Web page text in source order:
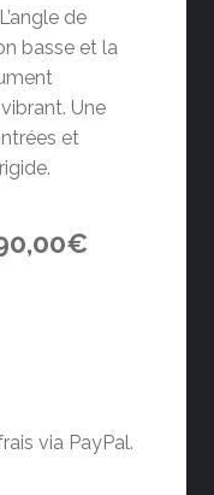
de
basse et la
Une
et
€
via PayPal.